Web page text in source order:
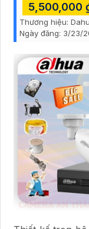
5,500,000
Thương hiệu:
Ngày đăng: 3/23/